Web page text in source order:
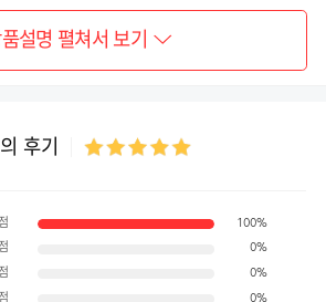
설명 펼쳐서 보기
후기
100%
0%
0%
0%